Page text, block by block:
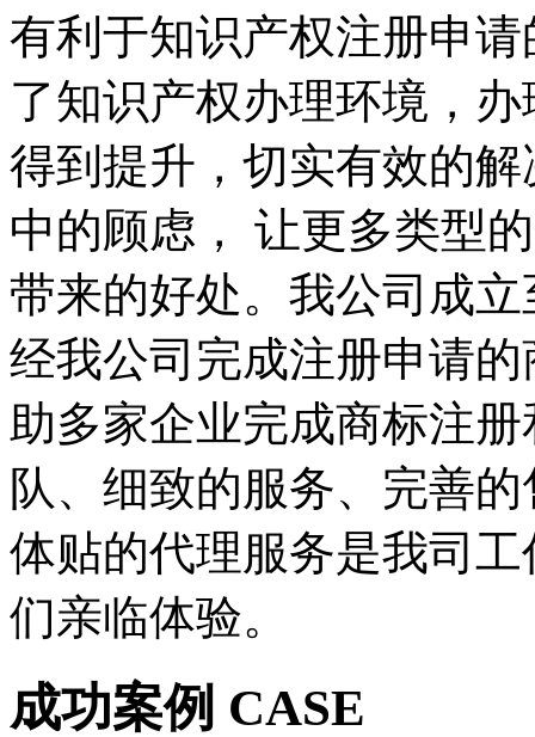
有利于知识产权注册申
了知识产权办理环境，
得到提升，切实有效的
中的顾虑， 让更多类型
带来的好处。我公司成
经我公司完成注册申请
助多家企业完成商标注
队、细致的服务、完善
体贴的代理服务是我司
们亲临体验。
成功案例 CASE